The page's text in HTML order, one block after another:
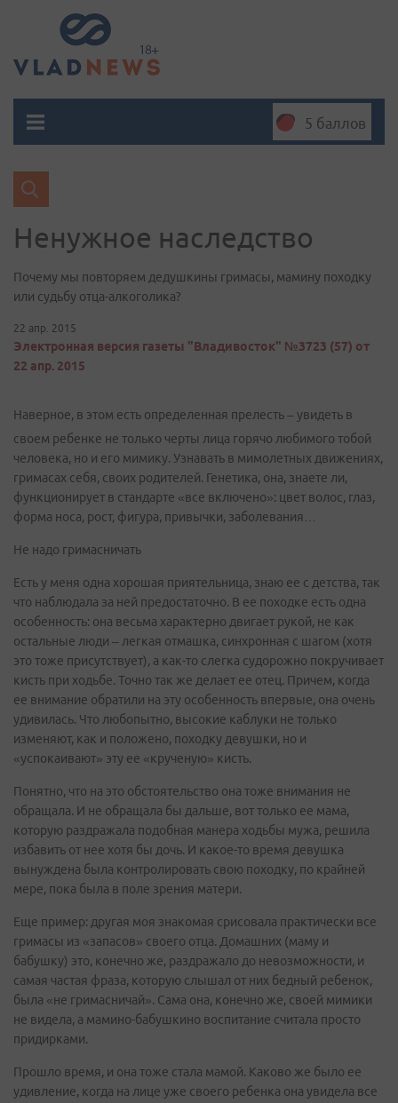
5 баллов
Ненужное наследство
Почему мы повторяем дедушкины гримасы, мамину походку
или судьбу отца-алкоголика?
22 апр. 2015
Электронная версия газеты "Владивосток" №3723 (57) от
22 апр. 2015
Наверное, в этом есть определенная прелесть – увидеть в
своем ребенке не только черты лица горячо любимого тобой
человека, но и его мимику. Узнавать в мимолетных движениях,
гримасах себя, своих родителей. Генетика, она, знаете ли,
функционирует в стандарте «все включено»: цвет волос, глаз,
форма носа, рост, фигура, привычки, заболевания…
Не надо гримасничать
Есть у меня одна хорошая приятельница, знаю ее с детства, так
что наблюдала за ней предостаточно. В ее походке есть одна
особенность: она весьма характерно двигает рукой, не как
остальные люди – легкая отмашка, синхронная с шагом (хотя
это тоже присутствует), а как-то слегка судорожно покручивает
кисть при ходьбе. Точно так же делает ее отец. Причем, когда
ее внимание обратили на эту особенность впервые, она очень
удивилась. Что любопытно, высокие каблуки не только
изменяют, как и положено, походку девушки, но и
«успокаивают» эту ее «крученую» кисть.
Понятно, что на это обстоятельство она тоже внимания не
обращала. И не обращала бы дальше, вот только ее мама,
которую раздражала подобная манера ходьбы мужа, решила
избавить от нее хотя бы дочь. И какое-то время девушка
вынуждена была контролировать свою походку, по крайней
мере, пока была в поле зрения матери.
Еще пример: другая моя знакомая срисовала практически все
гримасы из «запасов» своего отца. Домашних (маму и
бабушку) это, конечно же, раздражало до невозможности, и
самая частая фраза, которую слышал от них бедный ребенок,
была «не гримасничай». Сама она, конечно же, своей мимики
не видела, а мамино-бабушкино воспитание считала просто
придирками.
Прошло время, и она тоже стала мамой. Каково же было ее
удивление, когда на лице уже своего ребенка она увидела все